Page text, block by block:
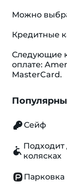
Можно
Кредитные
Следующие
оплате:
MasterCard.
Сейф
Подходит
колясках
Парковка